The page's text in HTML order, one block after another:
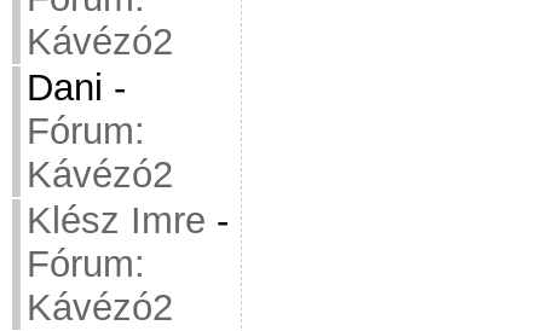
Kávézó2
Dani -
Fórum:
Kávézó2
Klész Imre -
Fórum:
Kávézó2